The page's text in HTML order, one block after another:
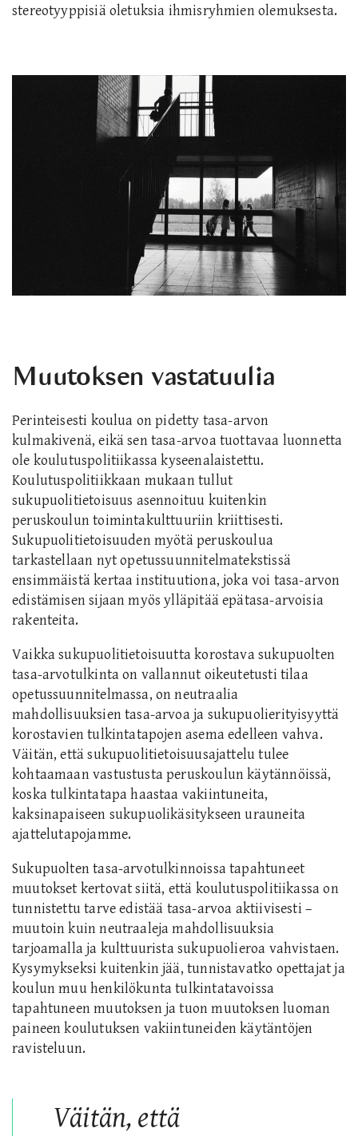
stereotyyppisiä oletuksia ihmisryhmien olemuksesta.
Muutoksen vastatuulia
Perinteisesti koulua on pidetty tasa-arvon
kulmakivenä, eikä sen tasa-arvoa tuottavaa luonnetta
ole koulutuspolitiikassa kyseenalaistettu.
Koulutuspolitiikkaan mukaan tullut
sukupuolitietoisuus asennoituu kuitenkin
peruskoulun toimintakulttuuriin kriittisesti.
Sukupuolitietoisuuden myötä peruskoulua
tarkastellaan nyt opetussuunnitelmatekstissä
ensimmäistä kertaa instituutiona, joka voi tasa-arvon
edistämisen sijaan myös ylläpitää epätasa-arvoisia
rakenteita.
Vaikka sukupuolitietoisuutta korostava sukupuolten
tasa-arvotulkinta on vallannut oikeutetusti tilaa
opetussuunnitelmassa, on neutraalia
mahdollisuuksien tasa-arvoa ja sukupuolierityisyyttä
korostavien tulkintatapojen asema edelleen vahva.
Väitän, että sukupuolitietoisuusajattelu tulee
kohtaamaan vastustusta peruskoulun käytännöissä,
koska tulkintatapa haastaa vakiintuneita,
kaksinapaiseen sukupuolikäsitykseen urauneita
ajattelutapojamme.
Sukupuolten tasa-arvotulkinnoissa tapahtuneet
muutokset kertovat siitä, että koulutuspolitiikassa on
tunnistettu tarve edistää tasa-arvoa aktiivisesti –
muutoin kuin neutraaleja mahdollisuuksia
tarjoamalla ja kulttuurista sukupuolieroa vahvistaen.
Kysymykseksi kuitenkin jää, tunnistavatko opettajat ja
koulun muu henkilökunta tulkintatavoissa
tapahtuneen muutoksen ja tuon muutoksen luoman
paineen koulutuksen vakiintuneiden käytäntöjen
ravisteluun.
Väitän, että